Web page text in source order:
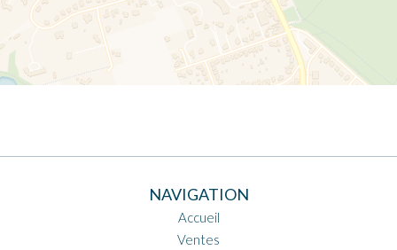
NAVIGATION
Accueil
Ventes